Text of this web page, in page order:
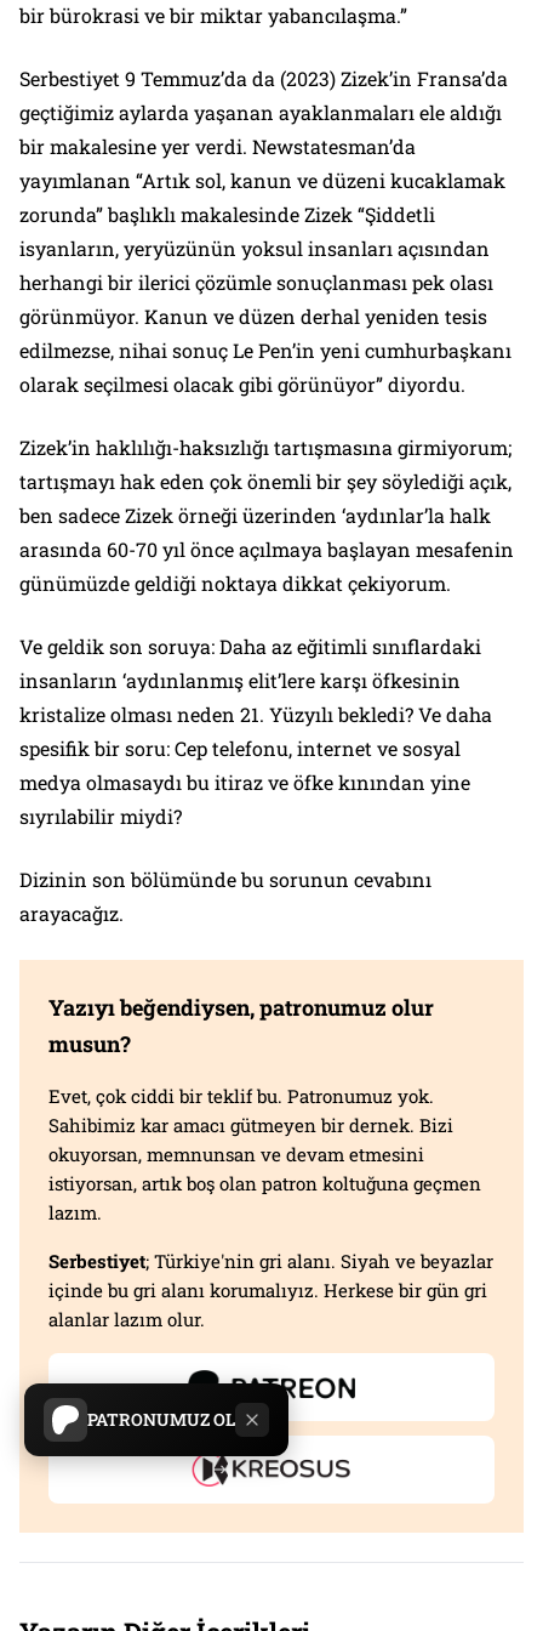
PATRONUMUZ OL
bir bürokrasi ve bir miktar yabancılaşma.”
Serbestiyet 9 Temmuz’da da (2023) Zizek’in Fransa’da
geçtiğimiz aylarda yaşanan ayaklanmaları ele aldığı
bir makalesine yer verdi. Newstatesman’da
yayımlanan “Artık sol, kanun ve düzeni kucaklamak
zorunda” başlıklı makalesinde Zizek “Şiddetli
isyanların, yeryüzünün yoksul insanları açısından
herhangi bir ilerici çözümle sonuçlanması pek olası
görünmüyor. Kanun ve düzen derhal yeniden tesis
edilmezse, nihai sonuç Le Pen’in yeni cumhurbaşkanı
olarak seçilmesi olacak gibi görünüyor”diyordu.
Zizek’in haklılığı-haksızlığı tartışmasına girmiyorum;
tartışmayı hak eden çok önemli bir şey söylediği açık,
ben sadece Zizek örneği üzerinden ‘aydınlar’la halk
arasında 60-70 yıl önce açılmaya başlayan mesafenin
günümüzde geldiği noktaya dikkat çekiyorum.
Ve geldik son soruya: Daha az eğitimli sınıflardaki
insanların ‘aydınlanmış elit’lere karşı öfkesinin
kristalize olması neden 21. Yüzyılı bekledi? Ve daha
spesifik bir soru: Cep telefonu, internet ve sosyal
medya olmasaydı bu itiraz ve öfke kınından yine
sıyrılabilir miydi?
Dizinin son bölümünde bu sorunun cevabını
arayacağız.
Yazıyı beğendiysen, patronumuz olur
musun?
Evet, çok ciddi bir teklif bu. Patronumuz yok.
Sahibimiz kar amacı gütmeyen bir dernek. Bizi
okuyorsan, memnunsan ve devam etmesini
istiyorsan, artık boş olan patron koltuğuna geçmen
lazım.
Serbestiyet; Türkiye'nin gri alanı. Siyah ve beyazlar
içinde bu gri alanı korumalıyız. Herkese bir gün gri
alanlar lazım olur.